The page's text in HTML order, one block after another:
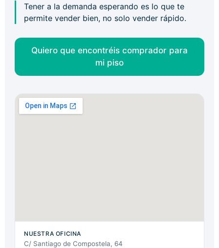
Tener a la demanda esperando es lo que te
permite vender bien, no solo vender rápido.
Quiero que encontréis comprador para
mi piso
NUESTRA OFICINA
C/ Santiago de Compostela, 64